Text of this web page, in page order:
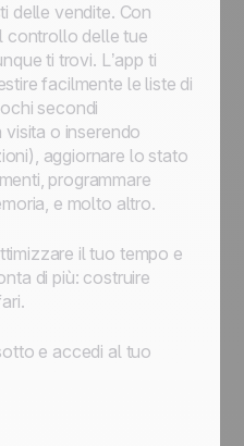
delle vendite. Con
controllo delle tue
ti trovi. L’app ti
facilmente le liste di
secondi
o inserendo
aggiornare lo stato
programmare
e molto altro.
il tuo tempo e
di più: costruire
e accedi al tuo